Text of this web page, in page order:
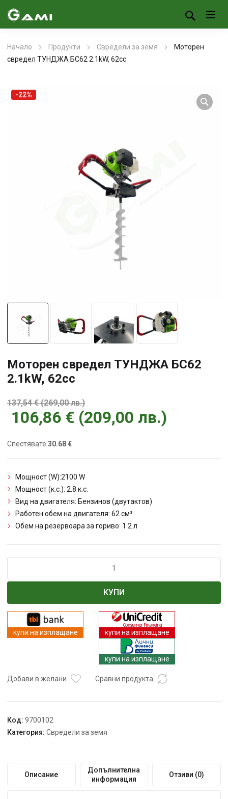
Начало Продукти Свредели за земя
Моторен
свредел ТУНДЖА БС62 2.1kW, 62сс
-22%
Моторен свредел ТУНДЖА БС62
2.1kW, 62сс
137,54€ (269,00лв.)
106,86 € (209,00 лв.)
Спестявате 30.68 €
Мощност (W):2100 W
Мощност (к.с.): 2.8 к.с.
Вид на двигателя: Бензинов (двутактов)
Работен обем на двигателя: 62 см³
Обем на резервоара за гориво: 1.2 л
Моторен
2.1kW,
62сс
КУПИ
купи на изплащане купи на изплащане
купи на изплащане
Добави в желани Сравни продукта
Код: 9700102
Категория: Свредели за земя
Описание
Допълнителна
информация
Отзиви (0)